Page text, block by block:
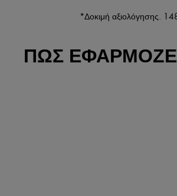
*Δοκιμή αξιολόγησης.
ΠΩΣ